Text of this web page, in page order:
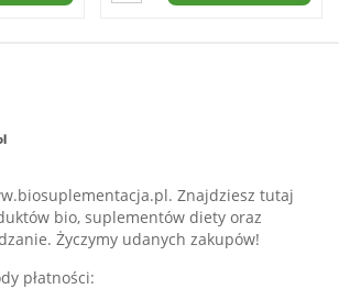
Znajdziesz tutaj
bio, suplementów diety oraz
Życzymy udanych zakupów!
płatności: